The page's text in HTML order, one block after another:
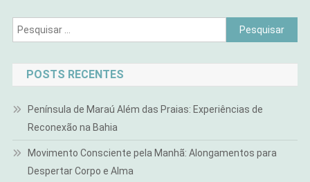
Pesquisar
por:
POSTS RECENTES
Península de Maraú Além das Praias: Experiências de
Reconexão na Bahia
Movimento Consciente pela Manhã: Alongamentos para
Despertar Corpo e Alma